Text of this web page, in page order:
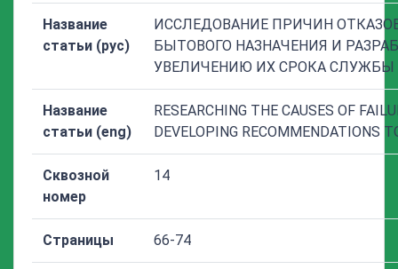
Название
статьи (рус)
ИССЛЕДОВАНИЕ ПРИЧИН
БЫТОВОГО НАЗНАЧЕНИЯ И
УВЕЛИЧЕНИЮ ИХ СРОКА СЛУЖБЫ
Название
статьи (eng)
RESEARCHING THE CAUSES OF
DEVELOPING RECOMMENDATIONS
Сквозной
номер
14
Страницы 66-74